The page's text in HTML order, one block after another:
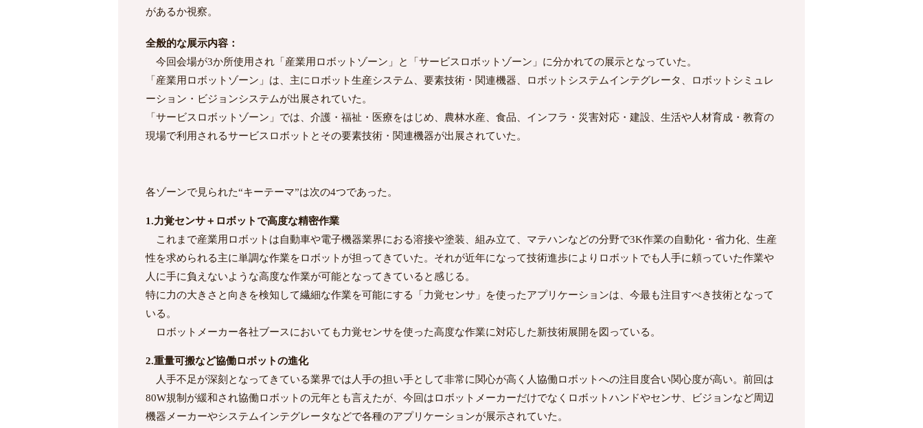
があるか視察。
全般的な展示内容：
今回会場が3か所使用され「産業用ロボットゾーン」と「サービスロボットゾーン」に分かれての展示となっていた。
「産業用ロボットゾーン」は、主にロボット生産システム、要素技術・関連機器、ロボットシステムインテグレータ、ロボットシミュレ
ーション・ビジョンシステムが出展されていた。
「サービスロボットゾーン」では、介護・福祉・医療をはじめ、農林水産、食品、インフラ・災害対応・建設、生活や人材育成・教育の
現場で利用されるサービスロボットとその要素技術・関連機器が出展されていた。
各ゾーンで見られた“キーテーマ”は次の4つであった。
1.力覚センサ＋ロボットで高度な精密作業
これまで産業用ロボットは自動車や電子機器業界におる溶接や塗装、組み立て、マテハンなどの分野で3K作業の自動化・省力化、生産
性を求められる主に単調な作業をロボットが担ってきていた。それが近年になって技術進歩によりロボットでも人手に頼っていた作業や
人に手に負えないような高度な作業が可能となってきていると感じる。
特に力の大きさと向きを検知して繊細な作業を可能にする「力覚センサ」を使ったアプリケーションは、今最も注目すべき技術となって
いる。
ロボットメーカー各社ブースにおいても力覚センサを使った高度な作業に対応した新技術展開を図っている。
2.重量可搬など協働ロボットの進化
人手不足が深刻となってきている業界では人手の担い手として非常に関心が高く人協働ロボットへの注目度合い関心度が高い。前回は
80W規制が緩和され協働ロボットの元年とも言えたが、今回はロボットメーカーだけでなくロボットハンドやセンサ、ビジョンなど周辺
機器メーカーやシステムインテグレータなどで各種のアプリケーションが展示されていた。